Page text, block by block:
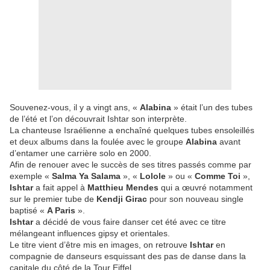
Souvenez-vous, il y a vingt ans, « Alabina » était l’un des tubes
de l’été et l’on découvrait Ishtar son interprète.
La chanteuse Israélienne a enchaîné quelques tubes ensoleillés
et deux albums dans la foulée avec le groupe Alabina avant
d’entamer une carrière solo en 2000.
Afin de renouer avec le succès de ses titres passés comme par
exemple « Salma Ya Salama », « Lolole » ou « Comme Toi »,
Ishtara fait appel à Matthieu Mendes qui a œuvré notamment
sur le premier tube de Kendji Girac pour son nouveau single
baptisé « A Paris ».
Ishtara décidé de vous faire danser cet été avec ce titre
mélangeant influences gipsy et orientales.
Le titre vient d’être mis en images, on retrouve Ishtaren
compagnie de danseurs esquissant des pas de danse dans la
capitale du côté de la Tour Eiffel.